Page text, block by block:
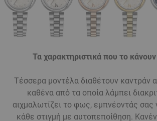
Τα χαρακτηριστικά που το
Τέσσερα μοντέλα διαθέτουν καντράν
καθένα από τα οποία λάμπει
αιχμαλωτίζει το φως, εμπνέοντάς σας
κάθε στιγμή με αυτοπεποίθηση.